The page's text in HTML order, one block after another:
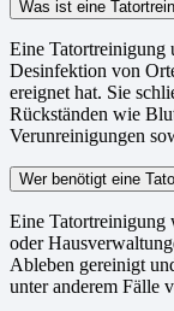
Was ist eine
Eine Tatortreinigung
Desinfektion von
ereignet hat. Sie
Rückständen wie
Verunreinigungen
Wer benötigt eine
Eine Tatortreinigung
oder
Ableben gereinigt
unter anderem Fälle